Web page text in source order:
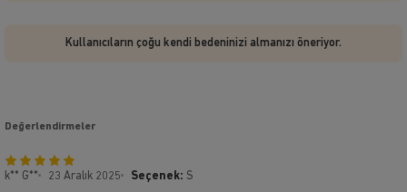
Kullanıcıların çoğu kendi bedeninizi almanızı öneriyor.
Değerlendirmeler
k** G** 23 Aralık 2025 Seçenek: S